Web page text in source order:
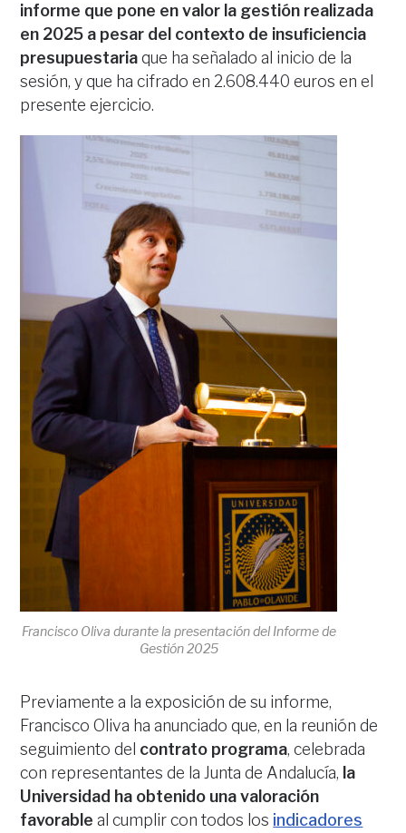
informe que pone en valor la gestión realizada
en 2025 a pesar del contexto de insuficiencia
presupuestariaque ha señalado al inicio de la
sesión, y que ha cifrado en 2.608.440 euros en el
presente ejercicio.
Francisco Oliva durante la presentación del Informe de
Gestión 2025
Previamente a la exposición de su informe,
Francisco Oliva ha anunciado que, en la reunión de
seguimiento del contrato programa, celebrada
con representantes de la Junta de Andalucía, la
Universidad ha obtenido una valoración
favorable al cumplir con todos los indicadores